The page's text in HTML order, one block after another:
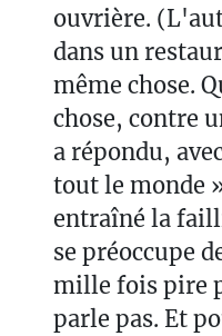
ouvrière.
dans un
même chose.
chose, contre
a répondu,
tout le monde
entraîné la
se préoccupe
mille fois pire
parle pas. Et